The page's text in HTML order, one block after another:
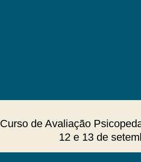
Curso de Avaliação
12 e 13 de